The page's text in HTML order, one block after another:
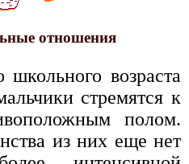
отношения
возраста
стремятся к
полом.
из них еще нет